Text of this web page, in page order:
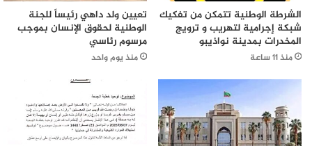
الشرطة الوطنية تتمكن من تفكيك
شبكة إجرامية لتهريب و ترويج
المخدرات بمدينة نواذيبو
منذ 11 ساعة
تعيين ولد داهي رئيساً للجنة
الوطنية لحقوق الإنسان بموجب
مرسوم رئاسي
منذ يوم واحد